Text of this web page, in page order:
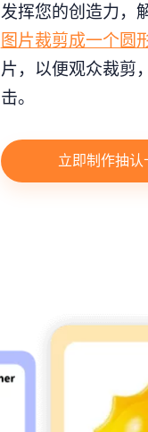
发挥您的创造力，
图片裁剪成一个圆
片，以便观众裁剪
击。
立即制作抽认